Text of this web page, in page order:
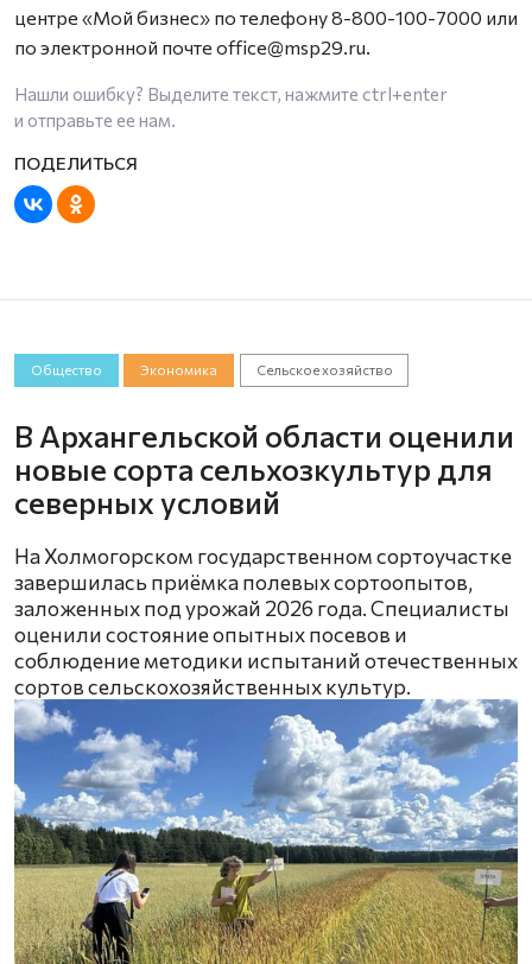
центре «Мой бизнес» по телефону 8-800-100-7000 или
по электронной почте office@msp29.ru.
Нашли ошибку? Выделите текст, нажмите ctrl+enter
и отправьте ее нам.
Общество Экономика Сельское хозяйство
В Архангельской области оценили
новые сорта сельхозкультур для
северных условий
На Холмогорском государственном сортоучастке
завершилась приёмка полевых сортоопытов,
заложенных под урожай 2026 года. Специалисты
оценили состояние опытных посевов и
соблюдение методики испытаний отечественных
сортов сельскохозяйственных культур.